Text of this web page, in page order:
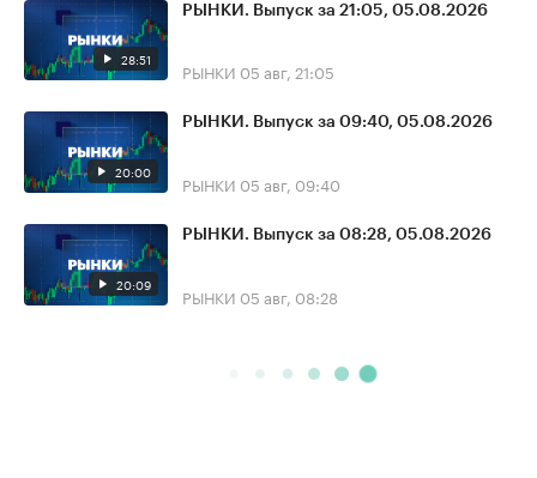
28:51
РЫНКИ. Выпуск за 21:05, 05.08.2026
РЫНКИ 05 авг, 21:05
20:00
РЫНКИ. Выпуск за 09:40, 05.08.2026
РЫНКИ 05 авг, 09:40
20:09
РЫНКИ. Выпуск за 08:28, 05.08.2026
РЫНКИ 05 авг, 08:28